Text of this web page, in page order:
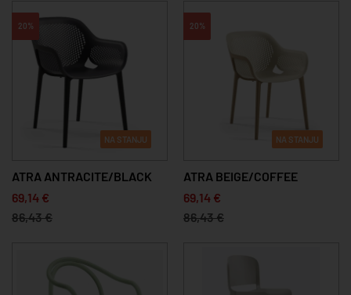
20%
NA STANJU
ATRA ANTRACITE/BLACK
69,14 €
86,43 €
20%
NA STANJU
ATRA BEIGE/COFFEE
69,14 €
86,43 €